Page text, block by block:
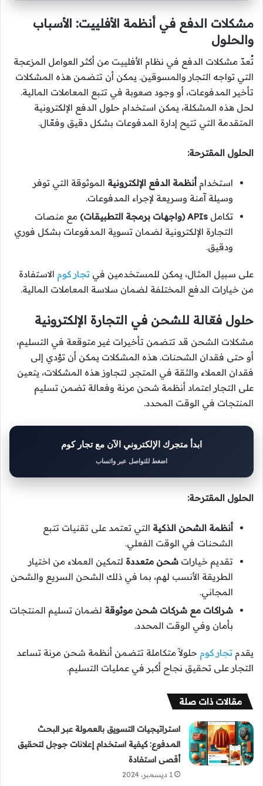
مشكلات الدفع في أنظمة الأفلييت: الأسباب
والحلول
تُعدّ مشكلات الدفع في نظام الأفلييت من أكثر العوامل المزعجة
التي تواجه التجار والمسوقين. يمكن أن تتضمن هذه المشكلات
تأخير المدفوعات، أو وجود صعوبة في تتبع المعاملات المالية.
لحل هذه المشكلة، يمكن استخدام حلول الدفع الإلكترونية
المتقدمة التي تتيح إدارة المدفوعات بشكل دقيق وفعّال.
الحلول المقترحة:
استخدام أنظمة الدفع الإلكترونية الموثوقة التي توفر
وسيلة آمنة وسريعة لإجراء المدفوعات.
تكامل APIs (واجهات برمجة التطبيقات)
مع منصات
التجارة الإلكترونية لضمان تسوية المدفوعات بشكل فوري
ودقيق.
على سبيل المثال، يمكن للمستخدمين في تجار كوم الاستفادة
من خيارات الدفع المختلفة لضمان سلاسة المعاملات المالية.
حلول فعّالة للشحن في التجارة الإلكترونية
مشكلات الشحن قد تتضمن تأخيرات غير متوقعة في التسليم،
أو حتى فقدان الشحنات. هذه المشكلات يمكن أن تؤدي إلى
فقدان العملاء والثقة في المتجر. لتجاوز هذه المشكلات، يتعين
على التجار اعتماد أنظمة شحن مرنة وفعالة تضمن تسليم
المنتجات في الوقت المحدد.
ابدأ متجرك الإلكتروني الآن مع تجار كوم
اضغط للتواصل عبر واتساب
الحلول المقترحة:
أنظمة الشحن الذكية التي تعتمد على تقنيات تتبع
الشحنات في الوقت الفعلي.
تقديم خيارات شحن متعددة لتمكين العملاء من اختيار
الطريقة الأنسب لهم، بما في ذلك الشحن السريع والشحن
المجاني.
شراكات مع شركات شحن موثوقة لضمان تسليم المنتجات
بأمان وفي الوقت المحدد.
يقدم تجار كوم حلولاً متكاملة تتضمن أنظمة شحن مرنة تساعد
التجار على تحقيق نجاح أكبر في عمليات التسليم.
مقالات ذات صلة
استراتيجيات التسويق بالعمولة عبر البحث
المدفوع: كيفية استخدام إعلانات جوجل لتحقيق
أقصى استفادة
1 ديسمبر، 2024